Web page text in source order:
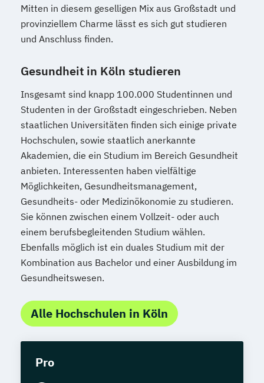
Mitten in diesem geselligen Mix aus Großstadt und
provinziellem Charme lässt es sich gut studieren
und Anschluss finden.
Gesundheit in Köln studieren
Insgesamt sind knapp 100.000 Studentinnen und
Studenten in der Großstadt eingeschrieben. Neben
staatlichen Universitäten finden sich einige private
Hochschulen, sowie staatlich anerkannte
Akademien, die ein Studium im Bereich Gesundheit
anbieten. Interessenten haben vielfältige
Möglichkeiten, Gesundheitsmanagement,
Gesundheits- oder Medizinökonomie zu studieren.
Sie können zwischen einem Vollzeit- oder auch
einem berufsbegleitenden Studium wählen.
Ebenfalls möglich ist ein duales Studium mit der
Kombination aus Bachelor und einer Ausbildung im
Gesundheitswesen.
Alle Hochschulen in Köln
Pro